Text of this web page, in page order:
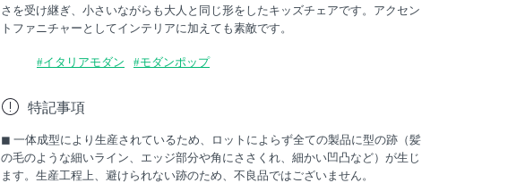
さを受け継ぎ、小さいながらも大人と同じ形をしたキッズチェアです。アクセン
トファニチャーとしてインテリアに加えても素敵です。
#イタリアモダン #モダンポップ
特記事項
◼︎ 一体成型により生産されているため、ロットによらず全ての製品に型の跡（髪
の毛のような細いライン、エッジ部分や角にささくれ、細かい凹凸など）が生じ
ます。生産工程上、避けられない跡のため、不良品ではございません。